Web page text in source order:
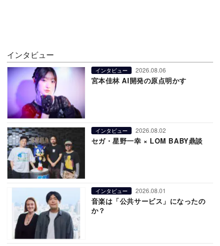
インタビュー
インタビュー 2026.08.06
宮本佳林 AI開発の原点明かす
インタビュー 2026.08.02
セガ・星野一幸 × LOM BABY鼎談
インタビュー 2026.08.01
音楽は「公共サービス」になったの
か？